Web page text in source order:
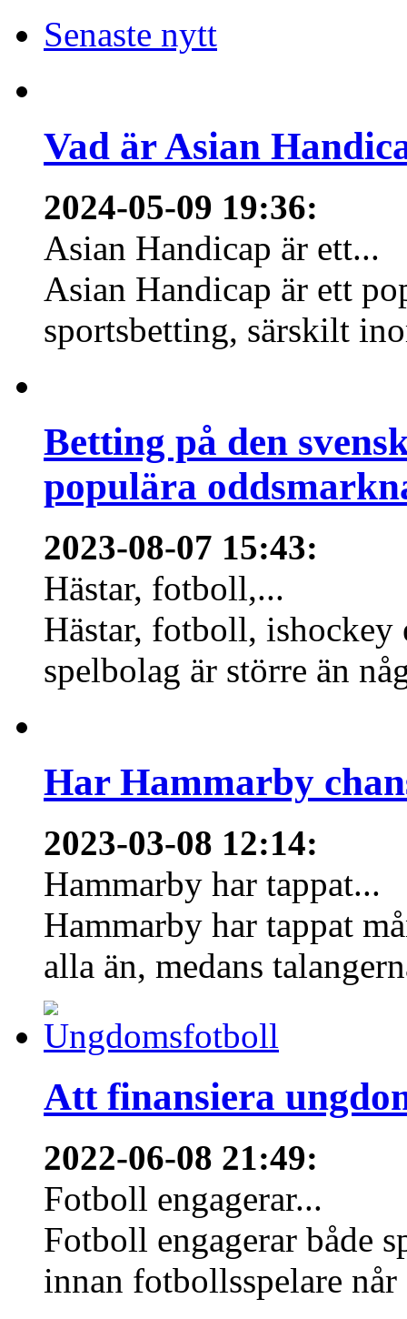
Senaste nytt
Vad är Asian
2024-05-09 19:36:
Asian Handicap är ett...
Asian Handicap är ett
sportsbetting, särskilt
Betting på den
populära
2023-08-07 15:43:
Hästar, fotboll,...
Hästar, fotboll,
spelbolag är större än
Har Hammarby
2023-03-08 12:14:
Hammarby har tappat...
Hammarby har tappat
alla än, medans
Att finansiera
2022-06-08 21:49:
Fotboll engagerar...
Fotboll engagerar både
innan fotbollsspelare